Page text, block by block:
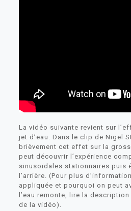
La vidéo suivante revient sur
jet d’eau. Dans le clip de Nigel
brièvement cet effet sur la
peut découvrir l’expérience
sinusoïdales stationnaires puis
l’arrière. (Pour plus
appliquée et pourquoi on peut
l’eau remonte, lire la
de la vidéo).